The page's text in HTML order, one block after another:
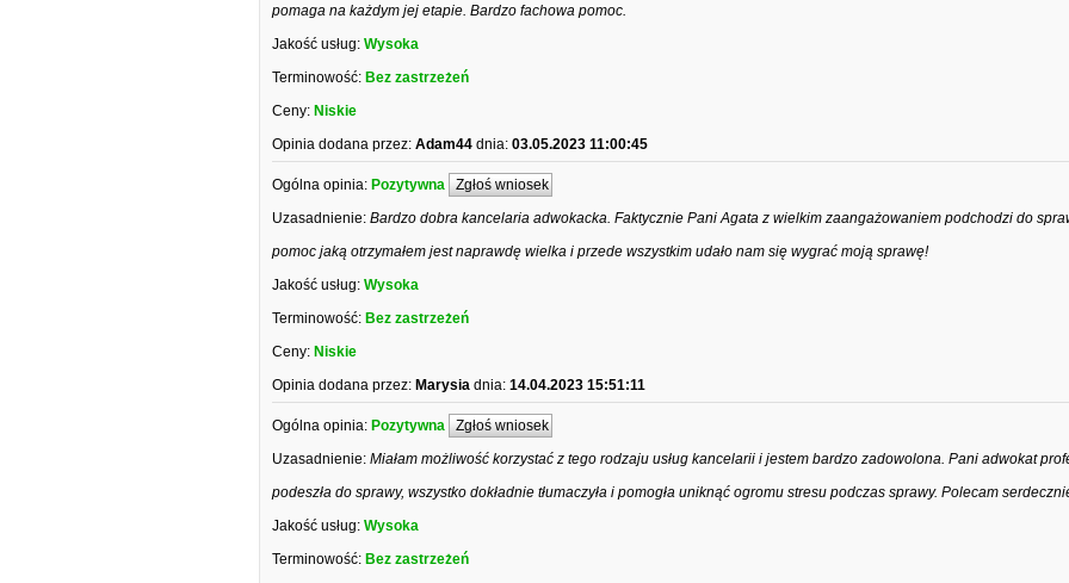
pomaga na każdym jej etapie. Bardzo fachowa pomoc.
Jakość usług: Wysoka
Terminowość: Bez zastrzeżeń
Ceny: Niskie
Opinia dodana przez: Adam44 dnia: 03.05.2023 11:00:45
Ogólna opinia: Pozytywna Zgłoś wniosek
Uzasadnienie: Bardzo dobra kancelaria adwokacka. Faktycznie Pani Agata z wielkim zaangażowaniem podchodzi do
pomoc jaką otrzymałem jest naprawdę wielka i przede wszystkim udało nam się wygrać moją sprawę!
Jakość usług: Wysoka
Terminowość: Bez zastrzeżeń
Ceny: Niskie
Opinia dodana przez: Marysia dnia: 14.04.2023 15:51:11
Ogólna opinia: Pozytywna Zgłoś wniosek
Uzasadnienie: Miałam możliwość korzystać z tego rodzaju usług kancelarii i jestem bardzo zadowolona. Pani adwokat
podeszła do sprawy, wszystko dokładnie tłumaczyła i pomogła uniknąć ogromu stresu podczas sprawy. Polecam
Jakość usług: Wysoka
Terminowość: Bez zastrzeżeń